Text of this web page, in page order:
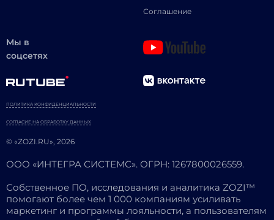
Соглашение
Мы в
соцсетях
© «ZOZI.RU», 2026
ПОЛИТИКА КОНФИДЕНЦИАЛЬНОСТИ
СОГЛАСИЕ НА ОБРАБОТКУ ДАННЫХ
ООО «ИНТЕГРА СИСТЕМС». ОГРН: 1267800026559.
Собственное ПО, исследования и аналитика ZOZI™
помогают более чем 1 000 компаниям усиливать
маркетинг и программы лояльности, а пользователям